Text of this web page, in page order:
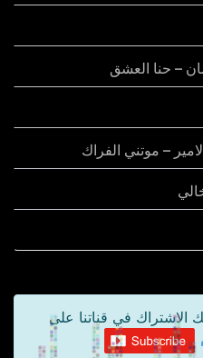
– حنا العشق
– موتني الفراك
الاشتراك في قناتنا على